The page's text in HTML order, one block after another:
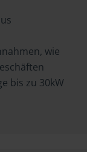
wie
bis zu 30kW